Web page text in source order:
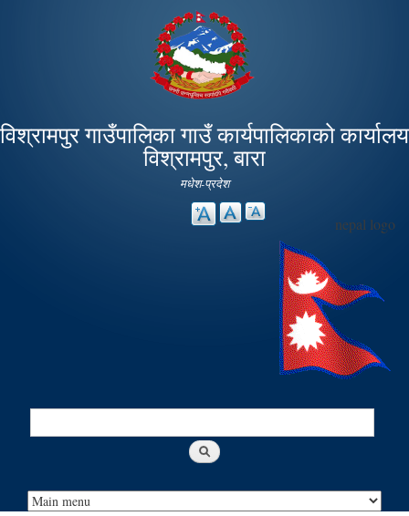
main
content
विश्रामपुर गाउँपालिका गाउँ कार्यपालिकाको कार्यालय
विश्रामपुर, बारा
मधेश-प्रदेश
nepal logo
Search